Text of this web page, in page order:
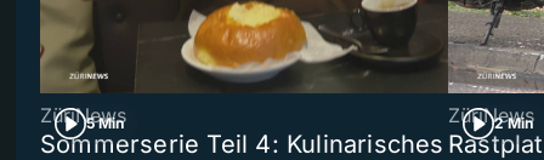
5 Min
ZüriNews
Sommerserie Teil 4: Kulinarisches
2 Min
ZüriNews